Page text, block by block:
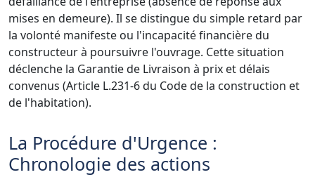
mises en demeure). Il se distingue du simple retard par
la volonté manifeste ou l'incapacité financière du
constructeur à poursuivre l'ouvrage. Cette situation
déclenche la Garantie de Livraison à prix et délais
convenus (Article L.231-6 du Code de la construction et
de l'habitation).
La Procédure d'Urgence :
Chronologie des actions